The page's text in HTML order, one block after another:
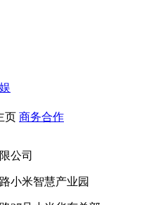
页 商务合作
公司
小米智慧产业园